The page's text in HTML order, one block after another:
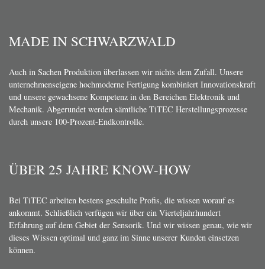
MADE IN SCHWARZWALD
Auch in Sachen Produktion überlassen wir nichts dem Zufall. Unsere
unternehmenseigene hochmoderne Fertigung kombiniert Innovationskraft
und unsere gewachsene Kompetenz in den Bereichen Elektronik und
Mechanik. Abgerundet werden sämtliche TiTEC Herstellungsprozesse
durch unsere 100-Prozent-Endkontrolle.
ÜBER 25 JAHRE KNOW-HOW
Bei TiTEC arbeiten bestens geschulte Profis, die wissen worauf es
ankommt. Schließlich verfügen wir über ein Vierteljahrhundert
Erfahrung auf dem Gebiet der Sensorik. Und wir wissen genau, wie wir
dieses Wissen optimal und ganz im Sinne unserer Kunden einsetzen
können.